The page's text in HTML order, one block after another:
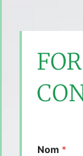
Nom *